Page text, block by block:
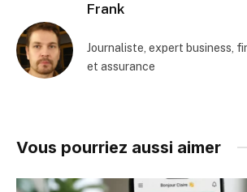
Frank
Journaliste, expert business,
et assurance
Vous pourriez aussi aimer